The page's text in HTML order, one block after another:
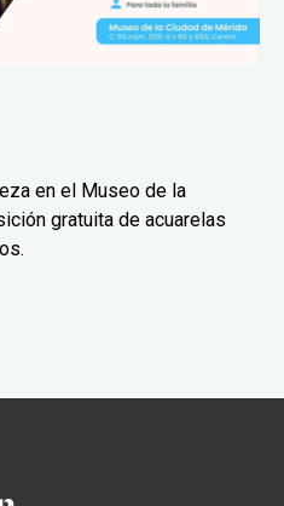
en el Museo de la
gratuita de acuarelas